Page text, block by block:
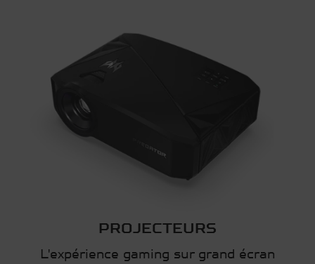
PROJECTEURS
L'expérience gaming sur grand écran